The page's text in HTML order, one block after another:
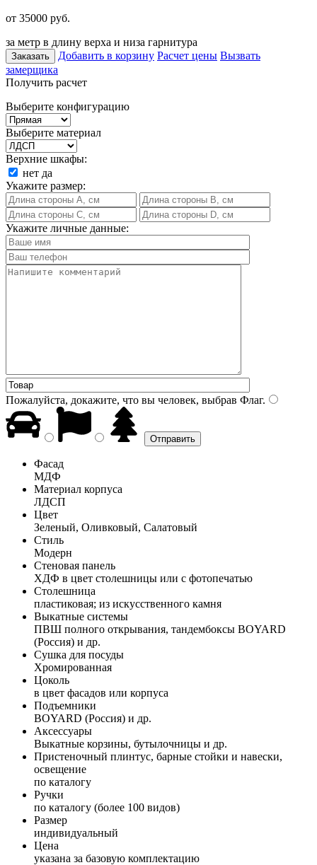
от 35000 руб.
за метр в длину верха и низа гарнитура
Заказать Добавить в корзину Расчет цены Вызвать
замерщика
Получить расчет
Выберите конфигурацию
Выберите материал
Верхние шкафы:
нет да
Укажите размер:
Укажите личные данные:
Пожалуйста, докажите, что вы человек, выбрав Флаг.
Фасад
МДФ
Материал корпуса
ЛДСП
Цвет
Зеленый, Оливковый, Салатовый
Стиль
Модерн
Стеновая панель
ХДФ в цвет столешницы или с фотопечатью
Столешница
пластиковая; из искусственного камня
Выкатные системы
ПВШ полного открывания, тандембоксы BOYARD
(Россия) и др.
Сушка для посуды
Хромированная
Цоколь
в цвет фасадов или корпуса
Подъемники
BOYARD (Россия) и др.
Аксессуары
Выкатные корзины, бутылочницы и др.
Пристеночный плинтус, барные стойки и навески,
освещение
по каталогу
Ручки
по каталогу (более 100 видов)
Размер
индивидуальный
Цена
указана за базовую комплектацию